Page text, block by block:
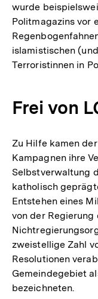
wurde
Politmagazins vor
islamistischen
Terroristinnen in
Frei von
Zu Hilfe kamen
Kampagnen ihre
Selbstverwaltung
katholisch
Entstehen eines
von der
zweistellige Zahl
Resolutionen
Gemeindegebiet
bezeichneten.